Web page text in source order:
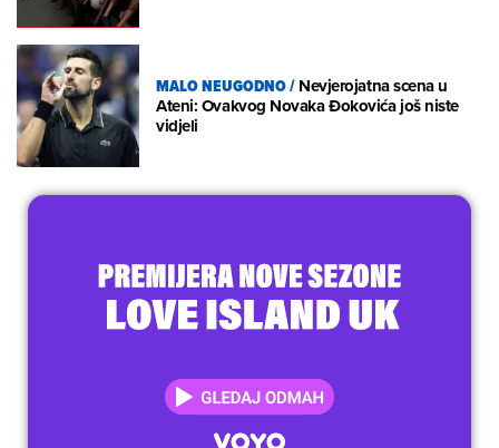
MALO NEUGODNO/Nevjerojatna scena u
Ateni: Ovakvog Novaka Đokovića još niste
vidjeli